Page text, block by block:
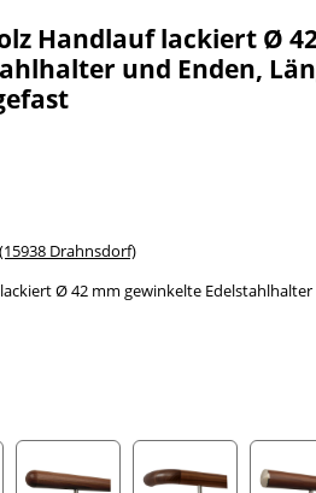
Handlauf lackiert Ø
und Enden,
Drahnsdorf)
Ø 42 mm gewinkelte Edelstahlhalter